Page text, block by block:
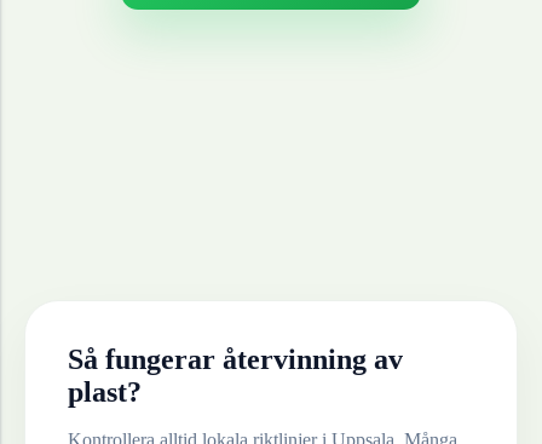
Så fungerar återvinning av
plast?